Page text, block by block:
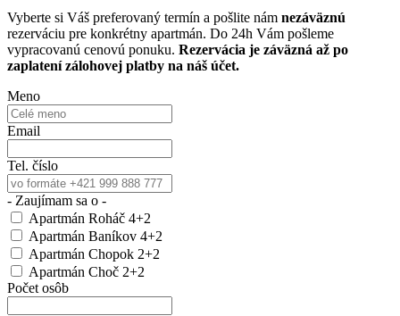
Vyberte si Váš preferovaný termín a pošlite nám nezáväznú
rezerváciu pre konkrétny apartmán. Do 24h Vám pošleme
vypracovanú cenovú ponuku. Rezervácia je záväzná až po
zaplatení zálohovej platby na náš účet.
Meno
Email
Tel. číslo
- Zaujímam sa o -
Apartmán Roháč 4+2
Apartmán Baníkov 4+2
Apartmán Chopok 2+2
Apartmán Choč 2+2
Počet osôb